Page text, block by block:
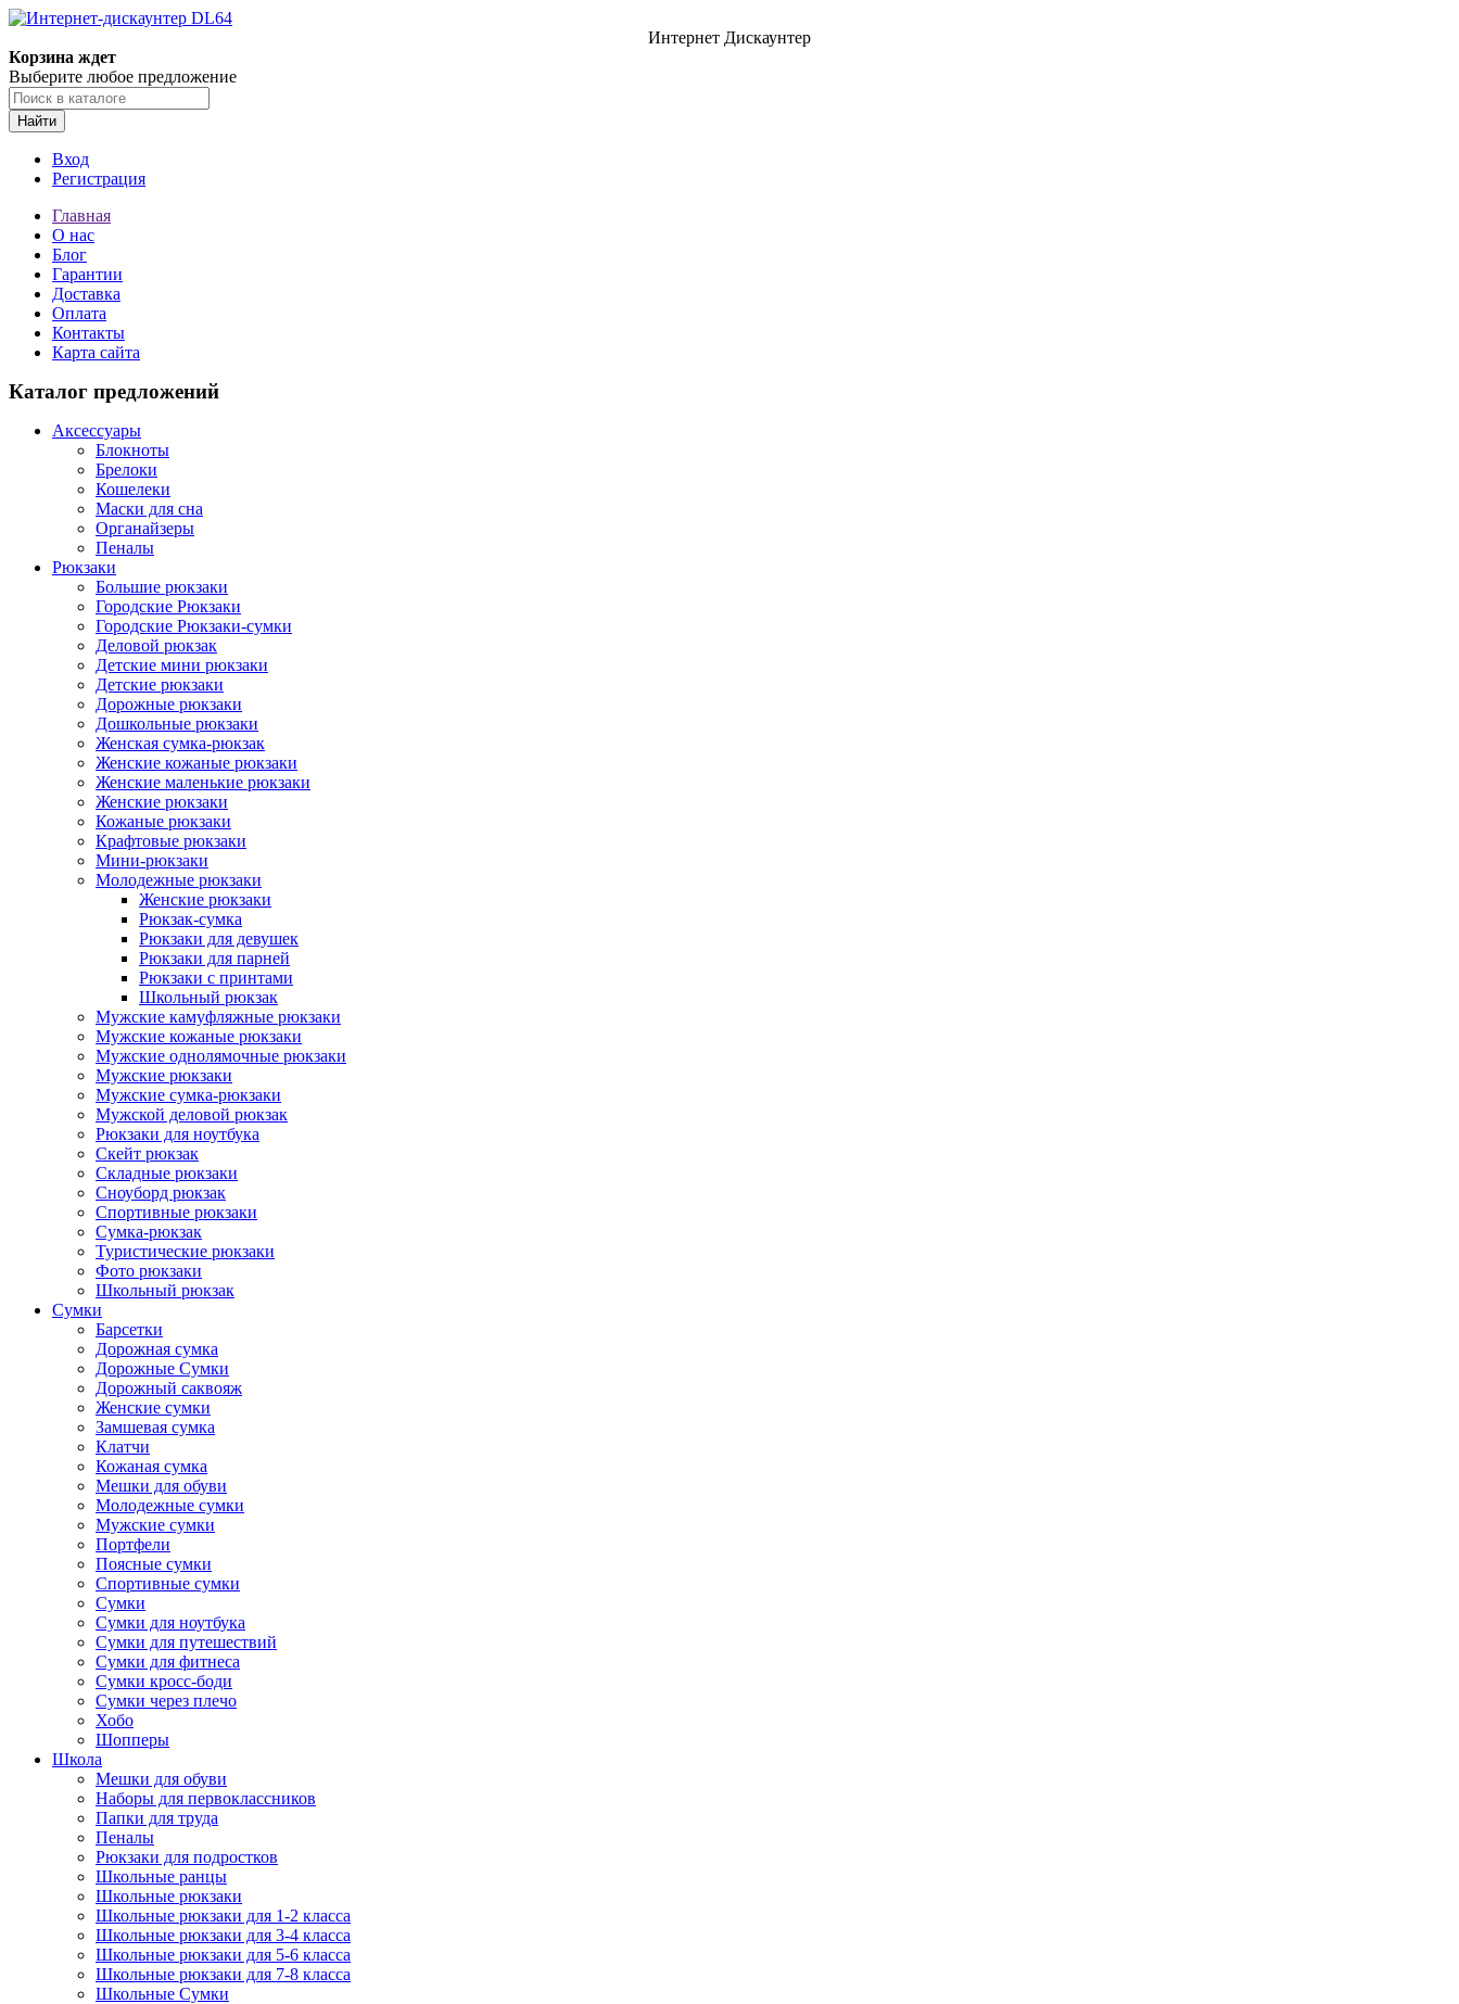
Интернет Дискаунтер
Корзина ждет
Выберите любое предложение
Найти
Вход
Регистрация
Главная
О нас
Блог
Гарантии
Доставка
Оплата
Контакты
Карта сайта
Каталог предложений
Аксессуары
Блокноты
Брелоки
Кошелеки
Маски для сна
Органайзеры
Пеналы
Рюкзаки
Большие рюкзаки
Городские Рюкзаки
Городские Рюкзаки-сумки
Деловой рюкзак
Детские мини рюкзаки
Детские рюкзаки
Дорожные рюкзаки
Дошкольные рюкзаки
Женская сумка-рюкзак
Женские кожаные рюкзаки
Женские маленькие рюкзаки
Женские рюкзаки
Кожаные рюкзаки
Крафтовые рюкзаки
Мини-рюкзаки
Молодежные рюкзаки
Женские рюкзаки
Рюкзак-сумка
Рюкзаки для девушек
Рюкзаки для парней
Рюкзаки с принтами
Школьный рюкзак
Мужские камуфляжные рюкзаки
Мужские кожаные рюкзаки
Мужские однолямочные рюкзаки
Мужские рюкзаки
Мужские сумка-рюкзаки
Мужской деловой рюкзак
Рюкзаки для ноутбука
Скейт рюкзак
Складные рюкзаки
Сноуборд рюкзак
Спортивные рюкзаки
Сумка-рюкзак
Туристические рюкзаки
Фото рюкзаки
Школьный рюкзак
Сумки
Барсетки
Дорожная сумка
Дорожные Сумки
Дорожный саквояж
Женские сумки
Замшевая сумка
Клатчи
Кожаная сумка
Мешки для обуви
Молодежные сумки
Мужские сумки
Портфели
Поясные сумки
Спортивные сумки
Сумки
Сумки для ноутбука
Сумки для путешествий
Сумки для фитнеса
Сумки кросс-боди
Сумки через плечо
Хобо
Шопперы
Школа
Мешки для обуви
Наборы для первоклассников
Папки для труда
Пеналы
Рюкзаки для подростков
Школьные ранцы
Школьные рюкзаки
Школьные рюкзаки для 1-2 класса
Школьные рюкзаки для 3-4 класса
Школьные рюкзаки для 5-6 класса
Школьные рюкзаки для 7-8 класса
Школьные Сумки